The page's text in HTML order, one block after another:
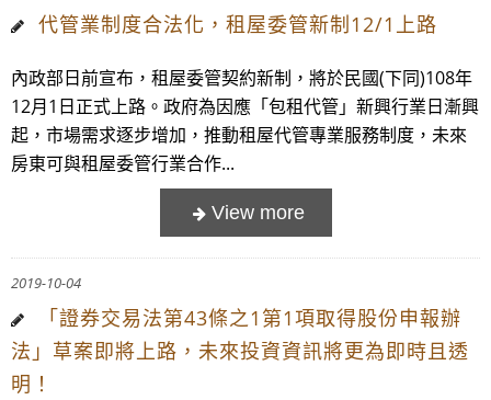
代管業制度合法化，租屋委管新制12/1上路
內政部日前宣布，租屋委管契約新制，將於民國(下同)108年
12月1日正式上路。政府為因應「包租代管」新興行業日漸興
起，市場需求逐步增加，推動租屋代管專業服務制度，未來
房東可與租屋委管行業合作...
2019-10-04
「證券交易法第43條之1第1項取得股份申報辦
法」草案即將上路，未來投資資訊將更為即時且透
明！